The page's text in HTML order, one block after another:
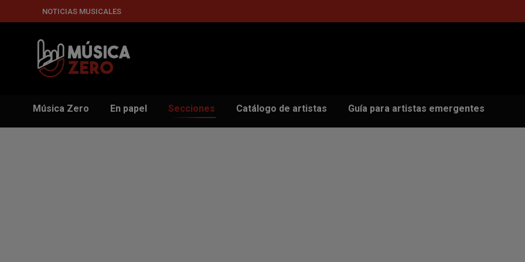
NOTICIAS MUSICALES
Música Zero En papel Secciones Catálogo de artistas Guía para artistas emergentes